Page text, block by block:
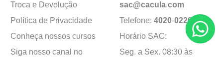
Troca e Devolução
Política de Privacidade
Conheça nossos cursos
Siga nosso canal no
sac@cacula.com
Telefone: 4020-0220
Horário SAC:
Seg. a Sex. 08:30 às